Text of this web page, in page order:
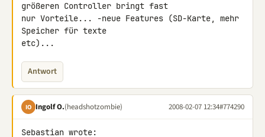
größeren Controller bringt fast
nur Vorteile... -neue Features (SD-Karte, mehr
Speicher für texte
etc)...
Antwort
IO Ingolf O.(headshotzombie) 2008-02-07 12:34#774290